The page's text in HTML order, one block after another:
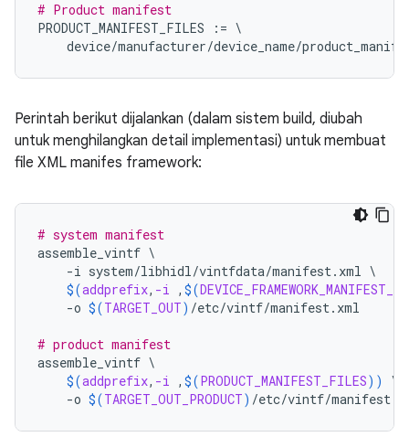
# Product manifest
PRODUCT_MANIFEST_FILES
:= \
device/manufacturer/device_name/
Perintah berikut dijalankan (dalam sistem build, diubah
untuk menghilangkan detail implementasi) untuk membuat
file XML manifes framework:
# system manifest
assemble_vintf \
-i system/libhidl/vintfdata/manifest.xml \
$(addprefix, -i , $(
-o $(TARGET_OUT) /etc/vintf/manifest.xml
# product manifest
assemble_vintf \
$(addprefix, -i , $(PRODUCT_MANIFEST_FILES))
\
-o $(TARGET_OUT_PRODUCT) /etc/vintf/